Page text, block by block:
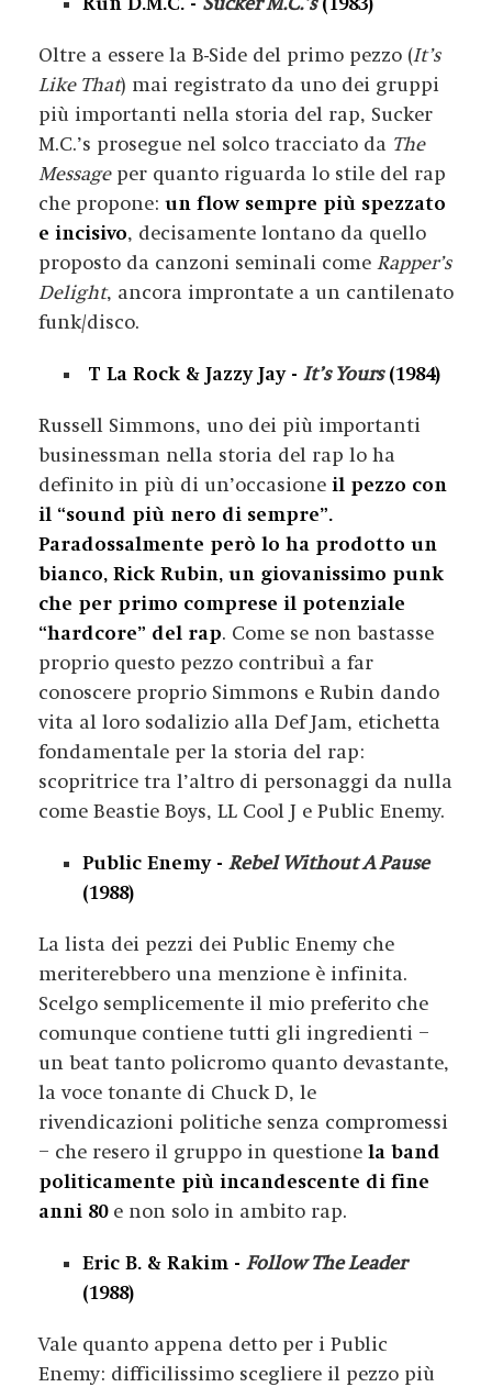
Oltre a essere la B-Side del primo pezzo (It’s
Like That) mai registrato da uno dei gruppi
più importanti nella storia del rap, Sucker
M.C.’s prosegue nel solco tracciato da The
Messageper quanto riguarda lo stile del rap
che propone: un flow sempre più spezzato
e incisivo, decisamente lontano da quello
proposto da canzoni seminali come Rapper’s
Delight, ancora improntate a un cantilenato
funk/disco.
T La Rock & Jazzy Jay - It’s Yours(1984)
Russell Simmons, uno dei più importanti
businessman nella storia del rap lo ha
definito in più di un’occasione il pezzo con
il “sound più nero di sempre”.
Paradossalmente però lo ha prodotto un
bianco, Rick Rubin, un giovanissimo punk
che per primo comprese il potenziale
“hardcore” del rap. Come se non bastasse
proprio questo pezzo contribuì a far
conoscere proprio Simmons e Rubin dando
vita al loro sodalizio alla Def Jam, etichetta
fondamentale per la storia del rap:
scopritrice tra l’altro di personaggi da nulla
come Beastie Boys, LL Cool J e Public Enemy.
Public Enemy - Rebel Without A Pause
(1988)
La lista dei pezzi dei Public Enemy che
meriterebbero una menzione è infinita.
Scelgo semplicemente il mio preferito che
comunque contiene tutti gli ingredienti –
un beat tanto policromo quanto devastante,
la voce tonante di Chuck D, le
rivendicazioni politiche senza compromessi
– che resero il gruppo in questione la band
politicamente più incandescente di fine
anni 80e non solo in ambito rap.
Eric B. & Rakim - Follow The Leader
(1988)
Vale quanto appena detto per i Public
Enemy: difficilissimo scegliere il pezzo più